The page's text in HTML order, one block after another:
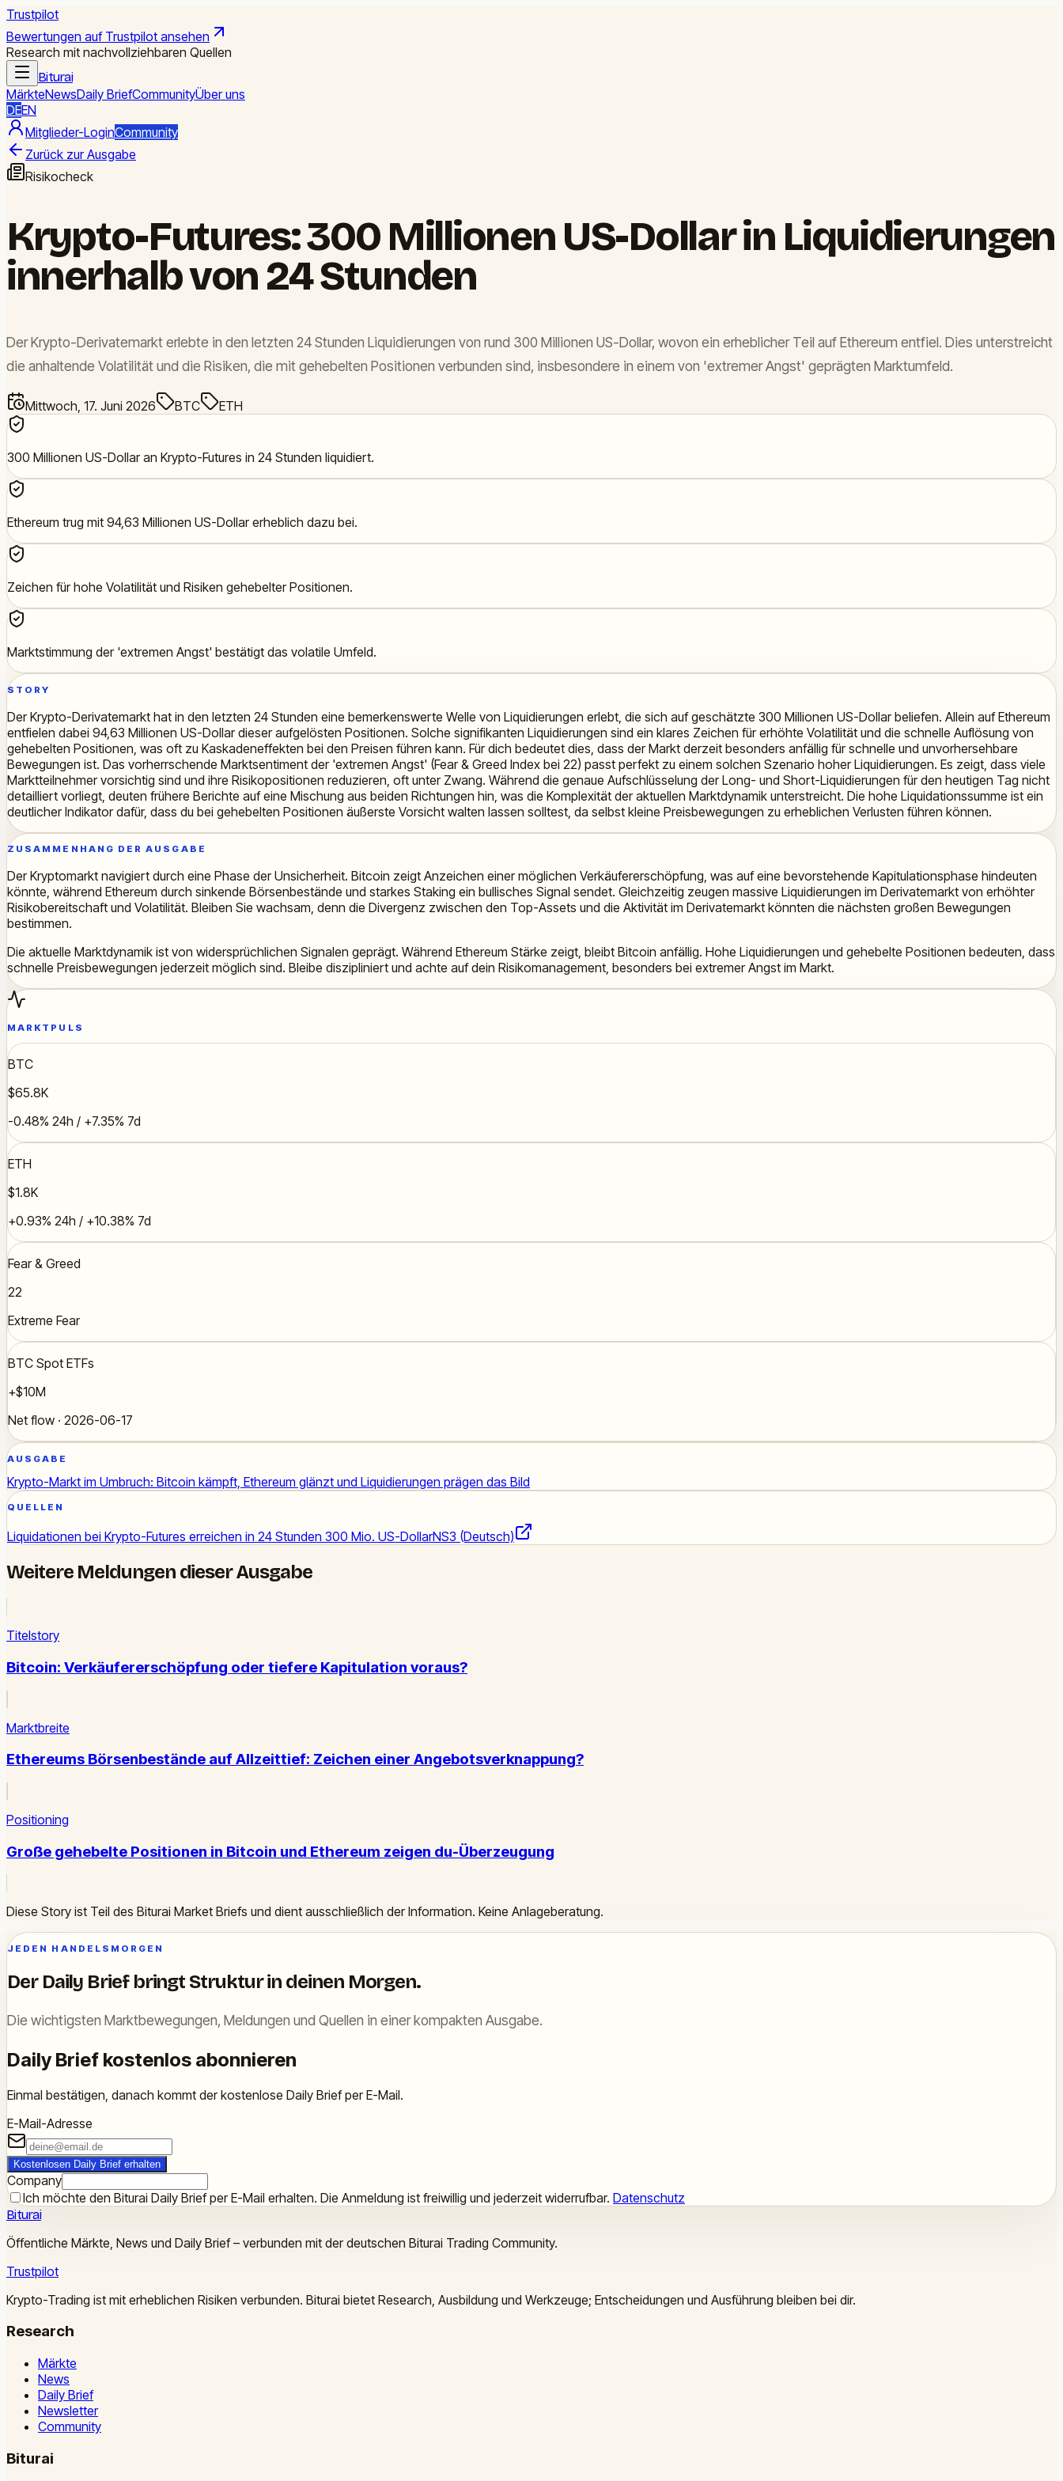
Trustpilot
Bewertungen auf Trustpilot ansehen
Research mit nachvollziehbaren Quellen
Biturai
MärkteNewsDaily BriefCommunityÜber uns
DEEN
Mitglieder-LoginCommunity
Zurück zur Ausgabe
Risikocheck
Krypto-Futures: 300 Millionen US-Dollar in Liquidierungen
innerhalb von 24 Stunden
Der Krypto-Derivatemarkt erlebte in den letzten 24 Stunden Liquidierungen von rund 300 Millionen US-Dollar, wovon ein erheblicher Teil auf Ethereum entfiel. Dies unterstreicht
die anhaltende Volatilität und die Risiken, die mit gehebelten Positionen verbunden sind, insbesondere in einem von 'extremer Angst' geprägten Marktumfeld.
Mittwoch, 17. Juni 2026 BTC ETH
300 Millionen US-Dollar an Krypto-Futures in 24 Stunden liquidiert.
Ethereum trug mit 94,63 Millionen US-Dollar erheblich dazu bei.
Zeichen für hohe Volatilität und Risiken gehebelter Positionen.
Marktstimmung der 'extremen Angst' bestätigt das volatile Umfeld.
STORY
Der Krypto-Derivatemarkt hat in den letzten 24 Stunden eine bemerkenswerte Welle von Liquidierungen erlebt, die sich auf geschätzte 300 Millionen US-Dollar beliefen. Allein auf Ethereum
entfielen dabei 94,63 Millionen US-Dollar dieser aufgelösten Positionen. Solche signifikanten Liquidierungen sind ein klares Zeichen für erhöhte Volatilität und die schnelle Auflösung von
gehebelten Positionen, was oft zu Kaskadeneffekten bei den Preisen führen kann. Für dich bedeutet dies, dass der Markt derzeit besonders anfällig für schnelle und unvorhersehbare
Bewegungen ist. Das vorherrschende Marktsentiment der 'extremen Angst' (Fear & Greed Index bei 22) passt perfekt zu einem solchen Szenario hoher Liquidierungen. Es zeigt, dass viele
Marktteilnehmer vorsichtig sind und ihre Risikopositionen reduzieren, oft unter Zwang. Während die genaue Aufschlüsselung der Long- und Short-Liquidierungen für den heutigen Tag nicht
detailliert vorliegt, deuten frühere Berichte auf eine Mischung aus beiden Richtungen hin, was die Komplexität der aktuellen Marktdynamik unterstreicht. Die hohe Liquidationssumme ist ein
deutlicher Indikator dafür, dass du bei gehebelten Positionen äußerste Vorsicht walten lassen solltest, da selbst kleine Preisbewegungen zu erheblichen Verlusten führen können.
ZUSAMMENHANG DER AUSGABE
Der Kryptomarkt navigiert durch eine Phase der Unsicherheit. Bitcoin zeigt Anzeichen einer möglichen Verkäufererschöpfung, was auf eine bevorstehende Kapitulationsphase hindeuten
könnte, während Ethereum durch sinkende Börsenbestände und starkes Staking ein bullisches Signal sendet. Gleichzeitig zeugen massive Liquidierungen im Derivatemarkt von erhöhter
Risikobereitschaft und Volatilität. Bleiben Sie wachsam, denn die Divergenz zwischen den Top-Assets und die Aktivität im Derivatemarkt könnten die nächsten großen Bewegungen
bestimmen.
Die aktuelle Marktdynamik ist von widersprüchlichen Signalen geprägt. Während Ethereum Stärke zeigt, bleibt Bitcoin anfällig. Hohe Liquidierungen und gehebelte Positionen bedeuten, dass
schnelle Preisbewegungen jederzeit möglich sind. Bleibe diszipliniert und achte auf dein Risikomanagement, besonders bei extremer Angst im Markt.
MARKTPULS
BTC
$65.8K
-0.48% 24h / +7.35% 7d
ETH
$1.8K
+0.93% 24h / +10.38% 7d
Fear & Greed
22
Extreme Fear
BTC Spot ETFs
+$10M
Net flow · 2026-06-17
AUSGABE
Krypto-Markt im Umbruch: Bitcoin kämpft, Ethereum glänzt und Liquidierungen prägen das Bild
QUELLEN
Liquidationen bei Krypto-Futures erreichen in 24 Stunden 300 Mio. US-DollarNS3 (Deutsch)
Weitere Meldungen dieser Ausgabe
Titelstory
Bitcoin: Verkäufererschöpfung oder tiefere Kapitulation voraus?
Marktbreite
Ethereums Börsenbestände auf Allzeittief: Zeichen einer Angebotsverknappung?
Positioning
Große gehebelte Positionen in Bitcoin und Ethereum zeigen du-Überzeugung
Diese Story ist Teil des Biturai Market Briefs und dient ausschließlich der Information. Keine Anlageberatung.
JEDEN HANDELSMORGEN
Der Daily Brief bringt Struktur in deinen Morgen.
Die wichtigsten Marktbewegungen, Meldungen und Quellen in einer kompakten Ausgabe.
Daily Brief kostenlos abonnieren
Einmal bestätigen, danach kommt der kostenlose Daily Brief per E-Mail.
E-Mail-Adresse
Kostenlosen Daily Brief erhalten
Company
Ich möchte den Biturai Daily Brief per E-Mail erhalten. Die Anmeldung ist freiwillig und jederzeit widerrufbar. Datenschutz
Biturai
Öffentliche Märkte, News und Daily Brief – verbunden mit der deutschen Biturai Trading Community.
Trustpilot
Krypto-Trading ist mit erheblichen Risiken verbunden. Biturai bietet Research, Ausbildung und Werkzeuge; Entscheidungen und Ausführung bleiben bei dir.
Research
Märkte
News
Daily Brief
Newsletter
Community
Biturai